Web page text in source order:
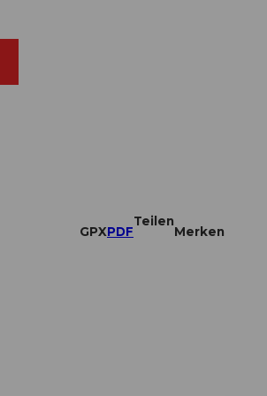
GPXPDF
Teilen
Merken